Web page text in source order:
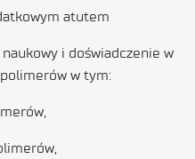
atutem
i doświadczenie w
w tym: